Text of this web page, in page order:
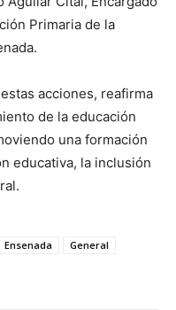
Primaria de la
acciones, reafirma
de la educación
una formación
educativa, la inclusión
Ensenada
General